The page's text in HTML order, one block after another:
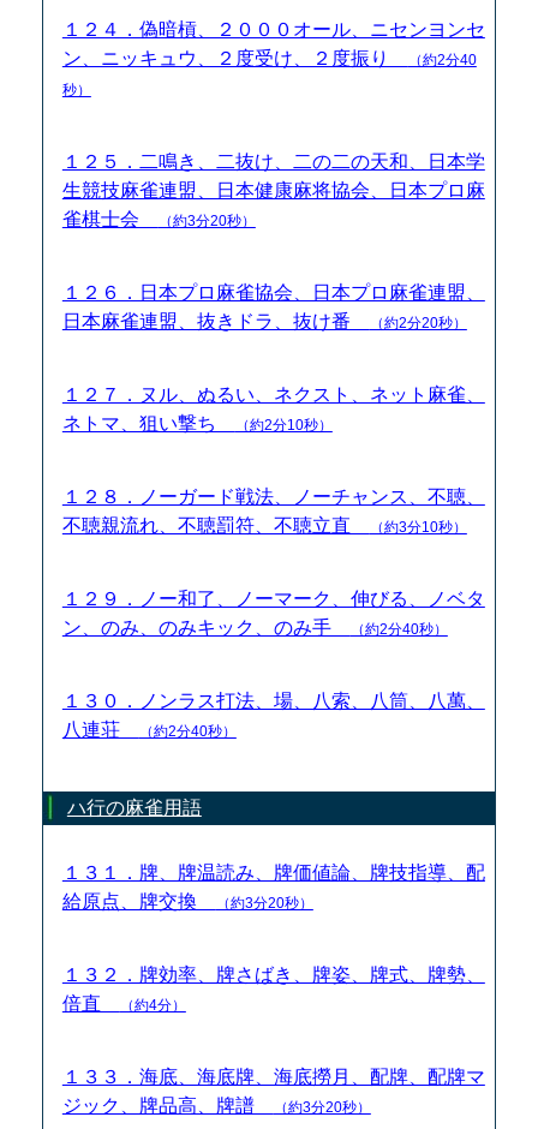
１２４．偽暗槓、２０００オール、ニセンヨンセ
ン、ニッキュウ、２度受け、２度振り
（約2分40
秒）
１２５．二鳴き、二抜け、二の二の天和、日本学
生競技麻雀連盟、日本健康麻将協会、日本プロ麻
雀棋士会
（約3分20秒）
１２６．日本プロ麻雀協会、日本プロ麻雀連盟、
日本麻雀連盟、抜きドラ、抜け番
（約2分20秒）
１２７．ヌル、ぬるい、ネクスト、ネット麻雀、
ネトマ、狙い撃ち
（約2分10秒）
１２８．ノーガード戦法、ノーチャンス、不聴、
不聴親流れ、不聴罰符、不聴立直
（約3分10秒）
１２９．ノー和了、ノーマーク、伸びる、ノベタ
ン、のみ、のみキック、のみ手
（約2分40秒）
１３０．ノンラス打法、場、八索、八筒、八萬、
八連荘
（約2分40秒）
ハ行の麻雀用語
１３１．牌、牌温読み、牌価値論、牌技指導、配
給原点、牌交換
（約3分20秒）
１３２．牌効率、牌さばき、牌姿、牌式、牌勢、
倍直
（約4分）
１３３．海底、海底牌、海底撈月、配牌、配牌マ
ジック、牌品高、牌譜
（約3分20秒）